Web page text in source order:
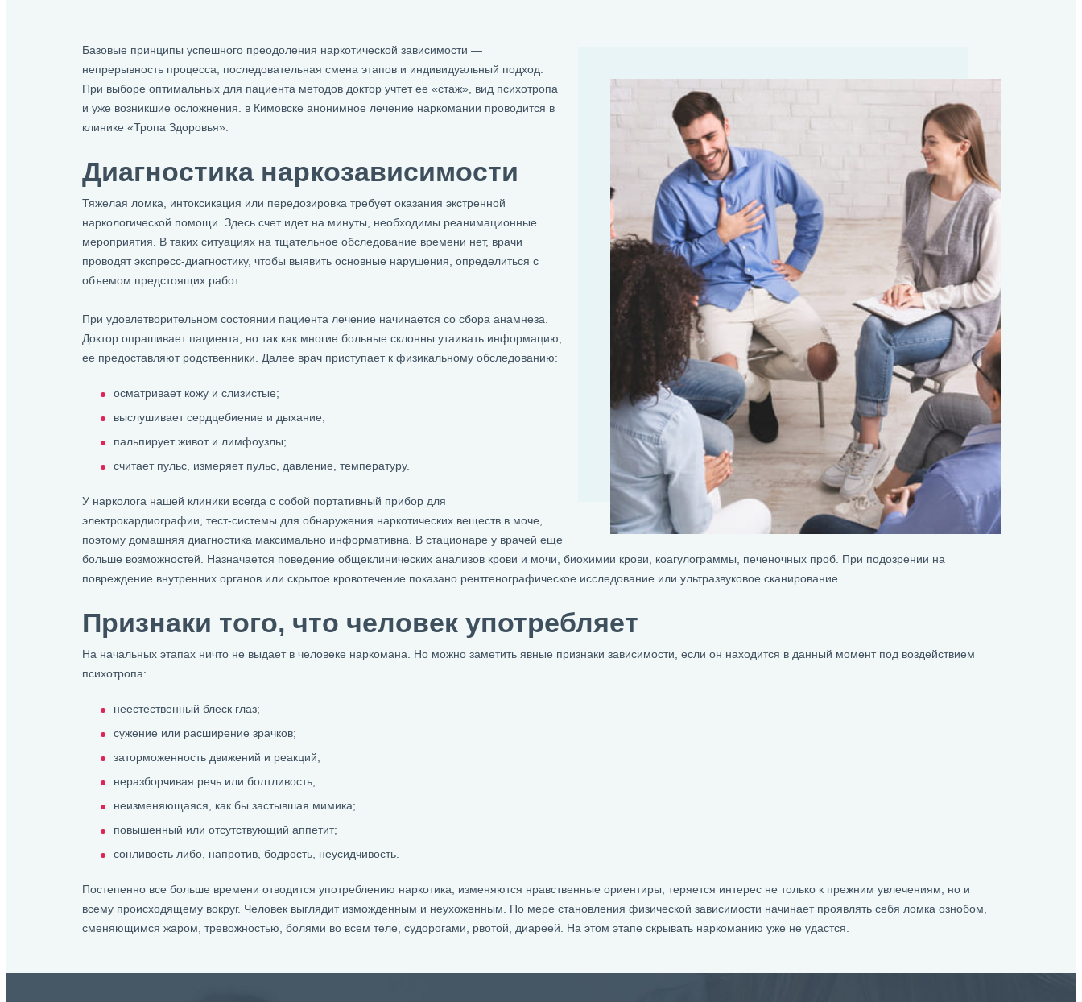
Базовые принципы успешного преодоления наркотической зависимости —
непрерывность процесса, последовательная смена этапов и индивидуальный подход.
При выборе оптимальных для пациента методов доктор учтет ее «стаж», вид психотропа
и уже возникшие осложнения. в Кимовске анонимное лечение наркомании проводится в
клинике «Тропа Здоровья».
Диагностика наркозависимости
Тяжелая ломка, интоксикация или передозировка требует оказания экстренной
наркологической помощи. Здесь счет идет на минуты, необходимы реанимационные
мероприятия. В таких ситуациях на тщательное обследование времени нет, врачи
проводят экспресс-диагностику, чтобы выявить основные нарушения, определиться с
объемом предстоящих работ.
При удовлетворительном состоянии пациента лечение начинается со сбора анамнеза.
Доктор опрашивает пациента, но так как многие больные склонны утаивать информацию,
ее предоставляют родственники. Далее врач приступает к физикальному обследованию:
осматривает кожу и слизистые;
выслушивает сердцебиение и дыхание;
пальпирует живот и лимфоузлы;
считает пульс, измеряет пульс, давление, температуру.
У нарколога нашей клиники всегда с собой портативный прибор для
электрокардиографии, тест-системы для обнаружения наркотических веществ в моче,
поэтому домашняя диагностика максимально информативна. В стационаре у врачей еще
больше возможностей. Назначается поведение общеклинических анализов крови и мочи, биохимии крови, коагулограммы, печеночных проб. При подозрении на
повреждение внутренних органов или скрытое кровотечение показано рентгенографическое исследование или ультразвуковое сканирование.
Признаки того, что человек употребляет
На начальных этапах ничто не выдает в человеке наркомана. Но можно заметить явные признаки зависимости, если он находится в данный момент под воздействием
психотропа:
неестественный блеск глаз;
сужение или расширение зрачков;
заторможенность движений и реакций;
неразборчивая речь или болтливость;
неизменяющаяся, как бы застывшая мимика;
повышенный или отсутствующий аппетит;
сонливость либо, напротив, бодрость, неусидчивость.
Постепенно все больше времени отводится употреблению наркотика, изменяются нравственные ориентиры, теряется интерес не только к прежним увлечениям, но и
всему происходящему вокруг. Человек выглядит изможденным и неухоженным. По мере становления физической зависимости начинает проявлять себя ломка ознобом,
сменяющимся жаром, тревожностью, болями во всем теле, судорогами, рвотой, диареей. На этом этапе скрывать наркоманию уже не удастся.